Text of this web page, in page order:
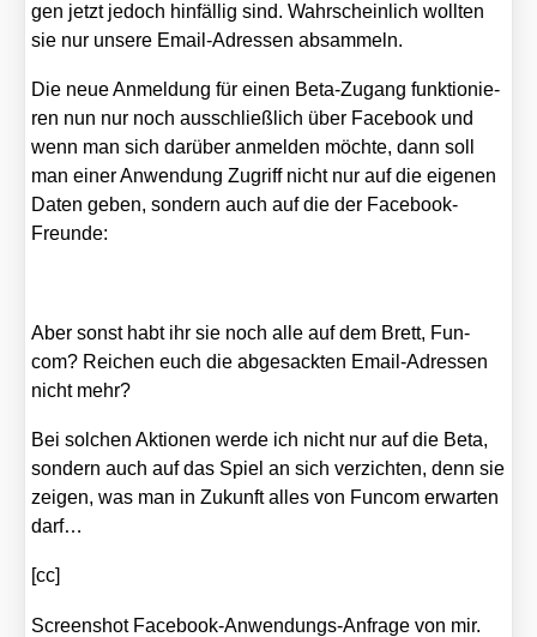
gen jetzt jedoch hin­fäl­lig sind. Wahr­schein­lich woll­ten
sie nur unse­re Email-Adres­sen absam­meln.
Die neue Anmel­dung für einen Beta-Zugang funk­tio­nie­
ren nun nur noch aus­schließ­lich über Face­book und
wenn man sich dar­über anmel­den möch­te, dann soll
man einer Anwen­dung Zugriff nicht nur auf die eige­nen
Daten geben, son­dern auch auf die der Face­book-
Freun­de:
Aber sonst habt ihr sie noch alle auf dem Brett, Fun­
com? Rei­chen euch die abge­sack­ten Email-Adres­sen
nicht mehr?
Bei sol­chen Aktio­nen wer­de ich nicht nur auf die Beta,
son­dern auch auf das Spiel an sich ver­zich­ten, denn sie
zei­gen, was man in Zukunft alles von Fun­com erwar­ten
darf…
[cc]
Screen­shot Face­book-Anwen­dungs-Anfra­ge von mir.